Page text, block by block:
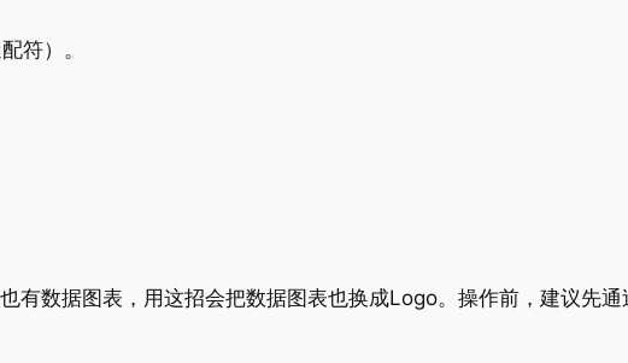
符）。
有数据图表，用这招会把数据图表也换成Logo。操作前，建议先